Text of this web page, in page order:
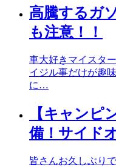
高騰するガ
も注意！！
車大好きマイスタ
イジル事だけが趣
に…
【キャンピ
備！サイド
皆さんお久しぶり